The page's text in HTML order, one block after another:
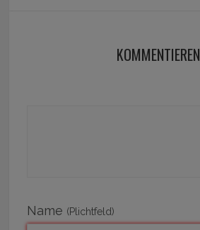
KOMMENTIEREN
Name (Plichtfeld)